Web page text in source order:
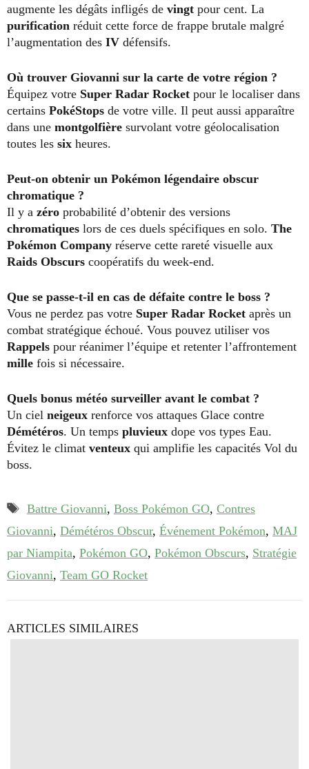
augmente les dégâts infligés de vingt pour cent. La
purification réduit cette force de frappe brutale malgré
l’augmentation des IV défensifs.
Où trouver Giovanni sur la carte de votre région ?
Équipez votre Super Radar Rocket pour le localiser dans
certains PokéStops de votre ville. Il peut aussi apparaître
dans une montgolfière survolant votre géolocalisation
toutes les six heures.
Peut-on obtenir un Pokémon légendaire obscur
chromatique ?
Il y a zéro probabilité d’obtenir des versions
chromatiques lors de ces duels spécifiques en solo. The
Pokémon Company réserve cette rareté visuelle aux
Raids Obscurs coopératifs du week-end.
Que se passe-t-il en cas de défaite contre le boss ?
Vous ne perdez pas votre Super Radar Rocket après un
combat stratégique échoué. Vous pouvez utiliser vos
Rappels pour réanimer l’équipe et retenter l’affrontement
mille fois si nécessaire.
Quels bonus météo surveiller avant le combat ?
Un ciel neigeux renforce vos attaques Glace contre
Démétéros. Un temps pluvieux dope vos types Eau.
Évitez le climat venteux qui amplifie les capacités Vol du
boss.
Étiquettes
Battre Giovanni, Boss Pokémon GO, Contres
Giovanni, Démétéros Obscur, Événement Pokémon, MAJ
par Niampita, Pokémon GO, Pokémon Obscurs, Stratégie
Giovanni, Team GO Rocket
ARTICLES SIMILAIRES